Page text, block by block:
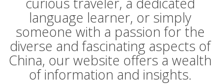
language learner, or simply
someone with a passion for the
diverse and fascinating aspects of
China, our website offers a wealth
of information and insights.